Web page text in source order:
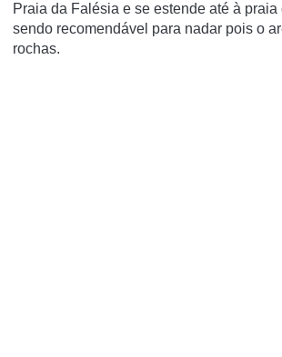
Praia da Falésia e se estende até à praia
sendo recomendável para nadar pois o
rochas.